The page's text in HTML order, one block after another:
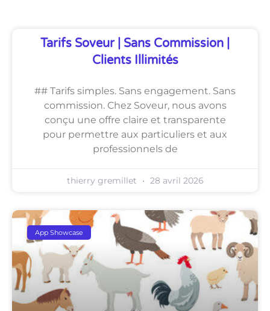
Tarifs Soveur | Sans Commission |
Clients Illimités
## Tarifs simples. Sans engagement. Sans
commission. Chez Soveur, nous avons
conçu une offre claire et transparente
pour permettre aux particuliers et aux
professionnels de
thierry gremillet 28 avril 2026
App Showcase